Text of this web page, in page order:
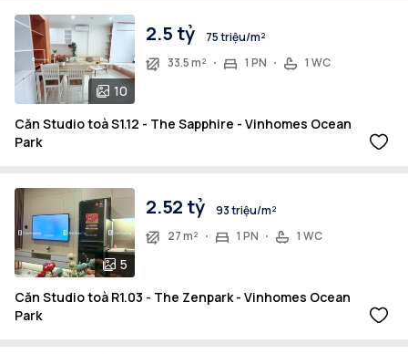
10
2.5 tỷ
75 triệu/m²
33.5 m²
1 PN 1 WC
Căn Studio toà S1.12 - The Sapphire - Vinhomes Ocean
Park
5
2.52 tỷ
93 triệu/m²
27 m²
1 PN 1 WC
Căn Studio toà R1.03 - The Zenpark - Vinhomes Ocean
Park